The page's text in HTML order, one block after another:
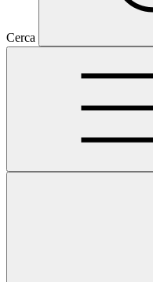
Cerca